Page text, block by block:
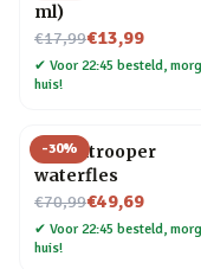
ml)
€17,99
Nu voor€13,99
✔ Voor 22:45 besteld,
huis!
-30%
Stormtrooper
waterfles
€70,99
Nu voor€49,69
✔ Voor 22:45 besteld,
huis!